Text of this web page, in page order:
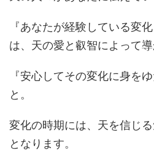
『あなたが経験している変
は、天の愛と叡智によって
『安心してその変化に身を
と。
変化の時期には、天を信じ
となります。